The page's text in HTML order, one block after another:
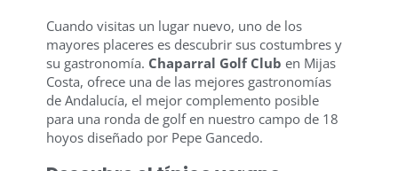
Cuando visitas un lugar nuevo, uno de los
mayores placeres es descubrir sus costumbres y
su gastronomía. Chaparral Golf Club en Mijas
Costa, ofrece una de las mejores gastronomías
de Andalucía, el mejor complemento posible
para una ronda de golf en nuestro campo de 18
hoyos diseñado por Pepe Gancedo.